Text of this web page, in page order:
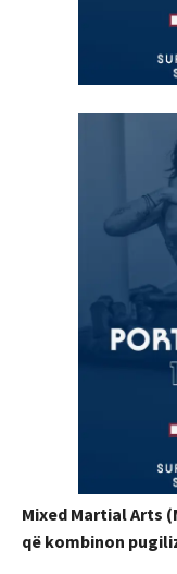
Mixed Martial Arts
që kombinon